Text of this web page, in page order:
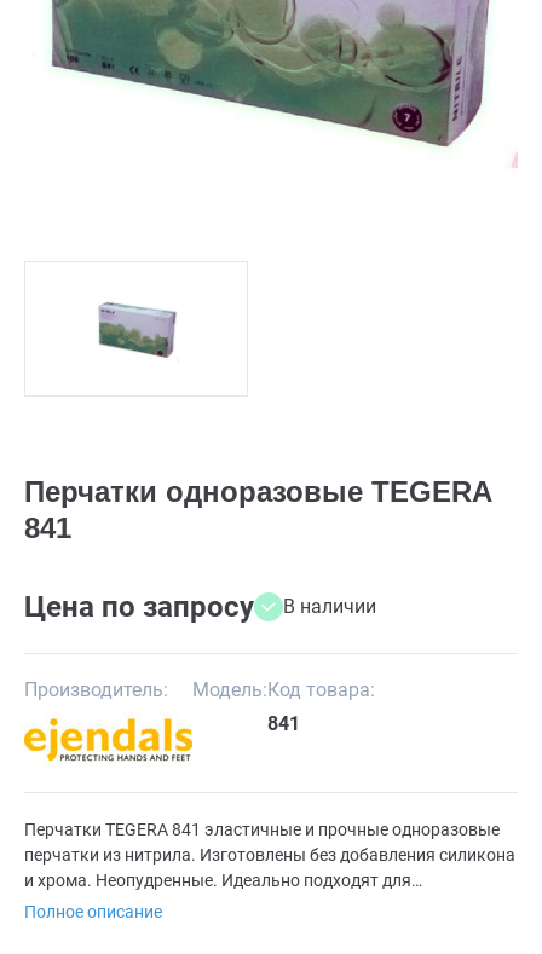
Перчатки одноразовые TEGERA
841
Цена по запросу В наличии
Производитель: Модель:Код товара:
841
Перчатки TEGERA 841 эластичные и прочные одноразовые
перчатки из нитрила. Изготовлены без добавления силикона
и хрома. Неопудренные. Идеально подходят для
использования в сфере здравоохранения и в медицине.
Полное описание